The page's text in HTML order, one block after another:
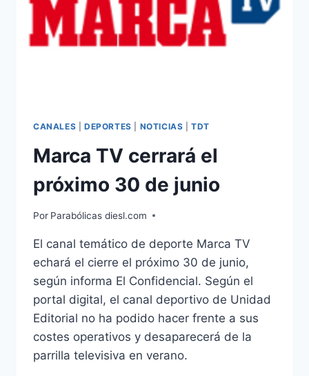
PRIMERA
DIVISIÓN
CANALES DEPORTES NOTICIAS |TDT
Marca TV cerrará el
próximo 30 de junio
Por Parabólicas diesl.com
El canal temático de deporte Marca TV
echará el cierre el próximo 30 de junio,
según informa El Confidencial. Según el
portal digital, el canal deportivo de Unidad
Editorial no ha podido hacer frente a sus
costes operativos y desaparecerá de la
parrilla televisiva en verano.